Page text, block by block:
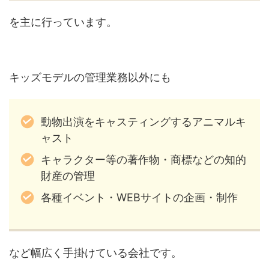
を主に行っています。
キッズモデルの管理業務以外にも
動物出演をキャスティングするアニマルキ
ャスト
キャラクター等の著作物・商標などの知的
財産の管理
各種イベント・WEBサイトの企画・制作
など幅広く手掛けている会社です。